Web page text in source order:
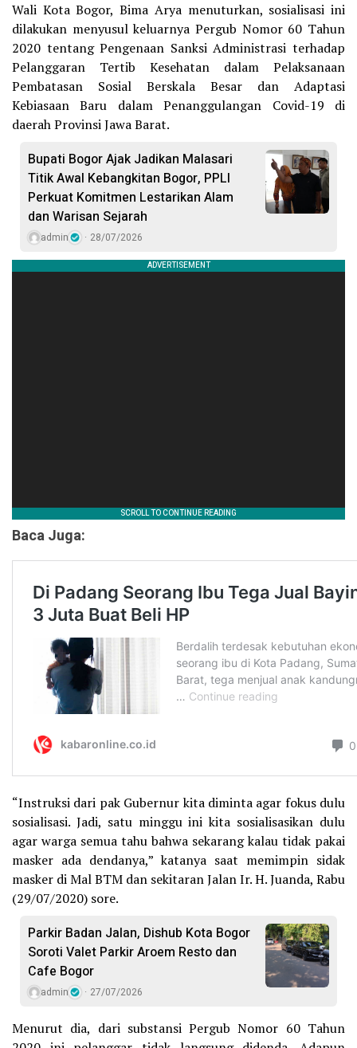
Wali Kota Bogor, Bima Arya menuturkan, sosialisasi ini
dilakukan menyusul keluarnya Pergub Nomor 60 Tahun
2020 tentang Pengenaan Sanksi Administrasi terhadap
Pelanggaran Tertib Kesehatan dalam Pelaksanaan
Pembatasan Sosial Berskala Besar dan Adaptasi
Kebiasaan Baru dalam Penanggulangan Covid-19 di
daerah Provinsi Jawa Barat.
Bupati Bogor Ajak Jadikan Malasari
Titik Awal Kebangkitan Bogor, PPLI
Perkuat Komitmen Lestarikan Alam
dan Warisan Sejarah
admin 28/07/2026
Baca Juga:
“Instruksi dari pak Gubernur kita diminta agar fokus dulu
sosialisasi. Jadi, satu minggu ini kita sosialisasikan dulu
agar warga semua tahu bahwa sekarang kalau tidak pakai
masker ada dendanya,” katanya saat memimpin sidak
masker di Mal BTM dan sekitaran Jalan Ir. H. Juanda, Rabu
(29/07/2020) sore.
Parkir Badan Jalan, Dishub Kota Bogor
Soroti Valet Parkir Aroem Resto dan
Cafe Bogor
admin 27/07/2026
Menurut dia, dari substansi Pergub Nomor 60 Tahun